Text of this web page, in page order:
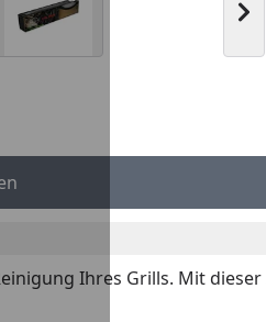
Ihres Grills. Mit